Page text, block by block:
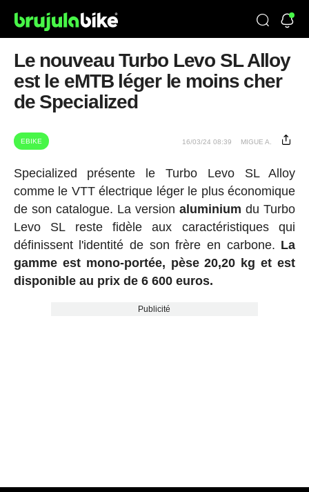
Le nouveau Turbo Levo SL Alloy
est le eMTB léger le moins cher
de Specialized
EBIKE 16/03/24 08:39 MIGUE A.
Specialized présente le Turbo Levo SL Alloy
comme le VTT électrique léger le plus économique
de son catalogue. La versionaluminium du Turbo
Levo SL reste fidèle aux caractéristiques qui
définissent l'identité de son frère en carbone. La
gamme est mono-portée, pèse 20,20 kg et est
disponible au prix de 6 600 euros.
Publicité